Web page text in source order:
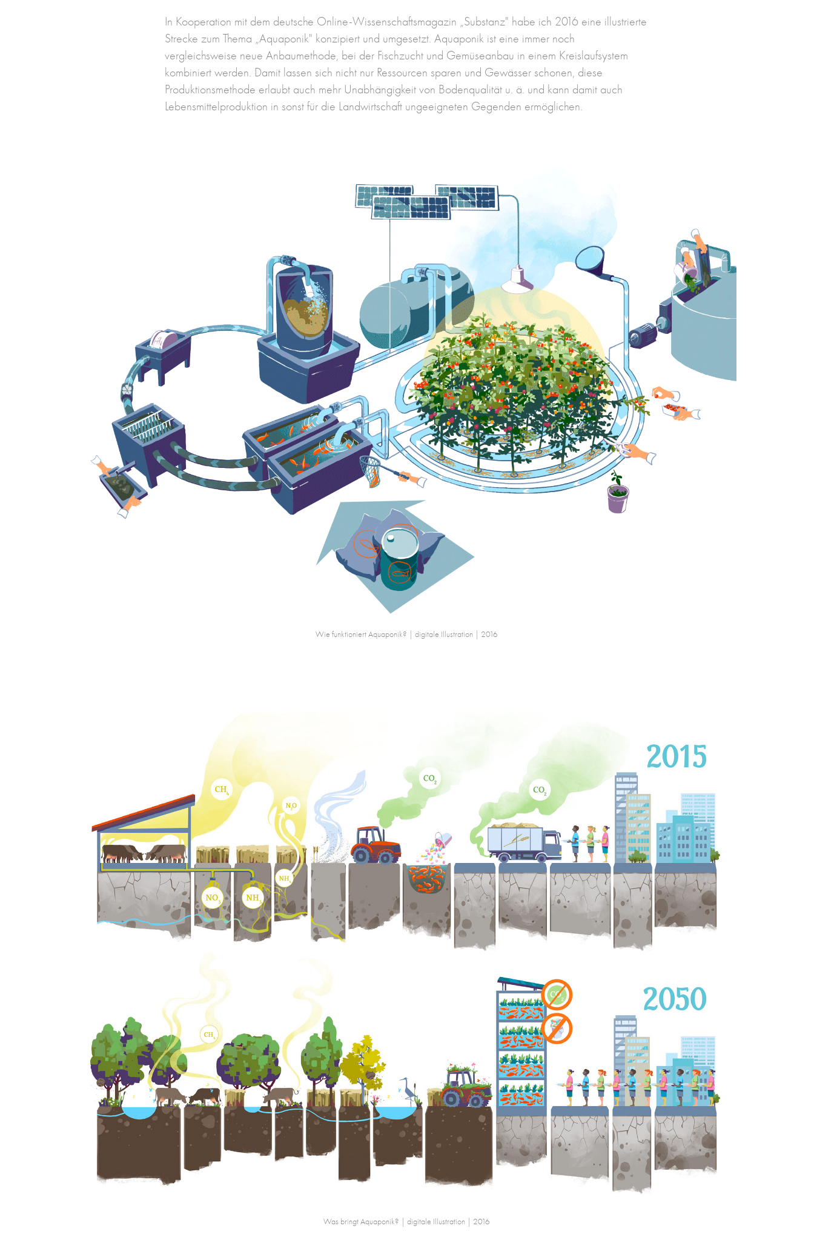
In Kooperation mit dem deutsche Online-Wissenschaftsmagazin „Substanz" habe ich 2016 eine illustrierte
Strecke zum Thema „Aquaponik" konzipiert und umgesetzt. Aquaponik ist eine immer noch
vergleichsweise neue Anbaumethode, bei der Fischzucht und Gemüseanbau in einem Kreislaufsystem
kombiniert werden. Damit lassen sich nicht nur Ressourcen sparen und Gewässer schonen, diese
Produktionsmethode erlaubt auch mehr Unabhängigkeit von Bodenqualität u. ä. und kann damit auch
Lebensmittelproduktion in sonst für die Landwirtschaft ungeeigneten Gegenden ermöglichen.
Wie funktioniert Aquaponik? | digitale Illustration | 2016
Was bringt Aquaponik? | digitale Illustration | 2016